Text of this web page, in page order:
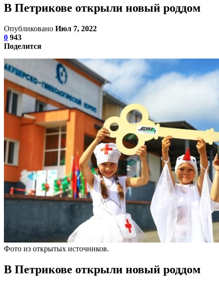
В Петрикове открыли новый роддом
Опубликовано Июл 7, 2022
0 943
Поделится
Фото из открытых источников.
В Петрикове открыли новый роддом